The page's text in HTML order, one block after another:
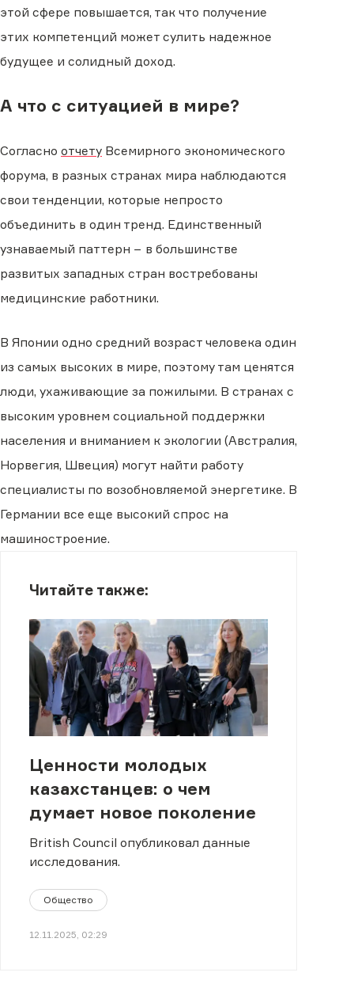
этой сфере повышается, так что получение
этих компетенций может сулить надежное
будущее и солидный доход.
А что с ситуацией в мире?
Согласно отчету Всемирного экономического
форума, в разных странах мира наблюдаются
свои тенденции, которые непросто
объединить в один тренд. Единственный
узнаваемый паттерн − в большинстве
развитых западных стран востребованы
медицинские работники.
В Японии одно средний возраст человека один
из самых высоких в мире, поэтому там ценятся
люди, ухаживающие за пожилыми. В странах с
высоким уровнем социальной поддержки
населения и вниманием к экологии (Австралия,
Норвегия, Швеция) могут найти работу
специалисты по возобновляемой энергетике. В
Германии все еще высокий спрос на
машиностроение.
Читайте также:
Ценности молодых
казахстанцев: о чем
думает новое поколение
British Council опубликовал данные
исследования.
Общество
12.11.2025, 02:29